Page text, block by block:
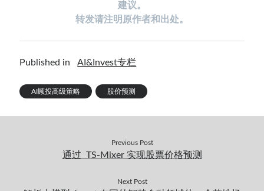
建议。
转发请注明原作者和出处。
Published in AI&Invest专栏
AI顾投高级策略 股价预测
Previous Post
通过 TS-Mixer 实现股票价格预测
Next Post